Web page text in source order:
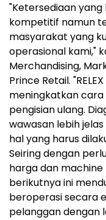
"Ketersediaan
kompetitif namun
masyarakat yang
operasional kami,"
Merchandising,
Prince Retail.
meningkatkan
pengisian ulang.
wawasan lebih
hal yang harus
Seiring dengan
harga dan
berikutnya ini
beroperasi secara
pelanggan dengan